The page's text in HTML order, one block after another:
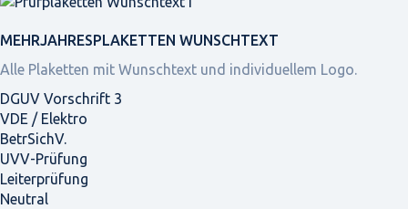
MEHRJAHRES­PLAKETTEN WUNSCHTEXT
Alle Plaketten mit Wunschtext und individuellem Logo.
DGUV Vorschrift 3
VDE / Elektro
BetrSichV.
UVV-Prüfung
Leiterprüfung
Neutral